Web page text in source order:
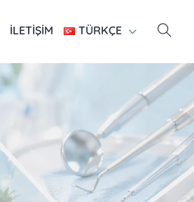
İLETIŞIM TÜRKÇE